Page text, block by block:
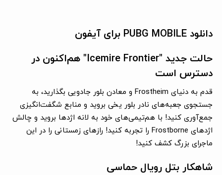
دانلود PUBG MOBILE برای آیفون
حالت جدید "Icemire Frontier" هم‌اکنون در
دسترس است
قدم به دنیای Frostheim و معادن بلور جادویی بگذارید، به
جستجوی جعبه‌های نادر بلور یخی بروید و منابع شگفت‌انگیزی
جمع‌آوری کنید! با هم‌تیمی‌های خود به لانه اژدها بروید و چالش
اژدهای Frostborne را تجربه کنید! رازهای زمستانی را در این
ماجرای بزرگ کشف کنید!
شاهکار بتل رویال حماسی